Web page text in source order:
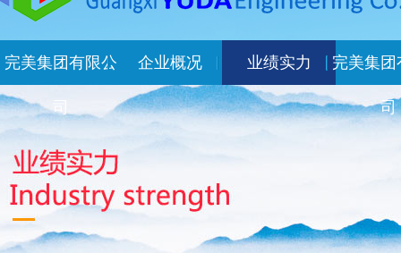
完美集团有限公
司
企业概况 业绩实力 完美集团
司